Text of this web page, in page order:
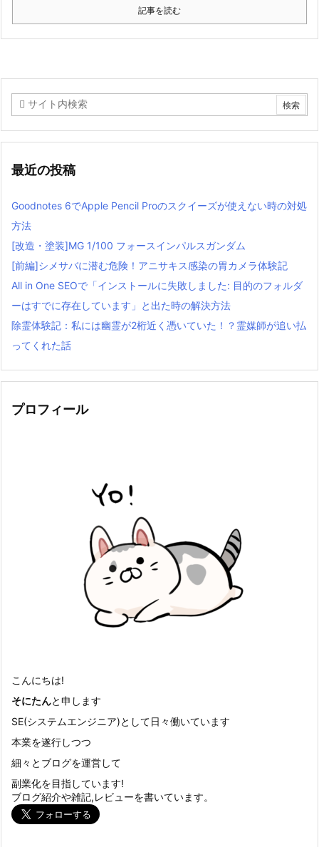
記事を読む
最近の投稿
Goodnotes 6でApple Pencil Proのスクイーズが使えない時の対処
方法
[改造・塗装]MG 1/100 フォースインパルスガンダム
[前編]シメサバに潜む危険！アニサキス感染の胃カメラ体験記
All in One SEOで「インストールに失敗しました: 目的のフォルダ
ーはすでに存在しています」と出た時の解決方法
除霊体験記：私には幽霊が2桁近く憑いていた！？霊媒師が追い払
ってくれた話
プロフィール
こんにちは!
そにたんと申します
SE(システムエンジニア)として日々働いています
本業を遂行しつつ
細々とブログを運営して
副業化を目指しています!
ブログ紹介や雑記,レビューを書いています。